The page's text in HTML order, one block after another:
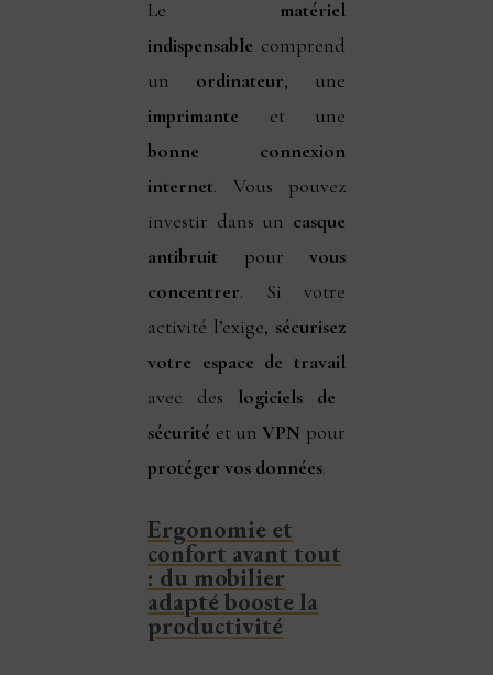
Le matériel
indispensable comprend
un ordinateur, une
imprimante et une
bonne connexion
internet. Vous pouvez
investir dans un casque
antibruit pour vous
concentrer. Si votre
activité l’exige, sécurisez
votre espace de travail
avec des logiciels de
sécurité et unVPN pour
protéger vos données.
Ergonomie et
confort avant tout
: du mobilier
adapté booste la
productivité